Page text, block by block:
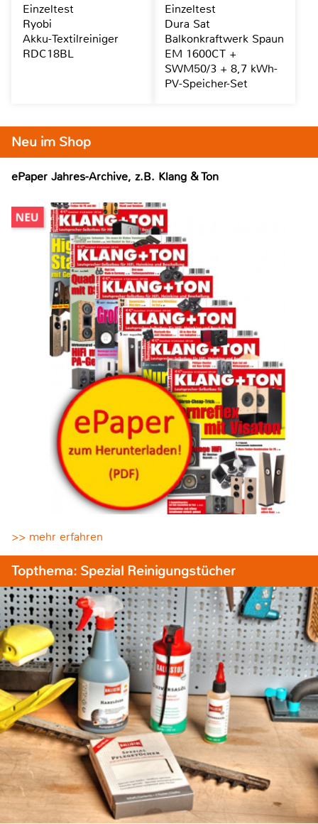
Neu im Shop
ePaper Jahres-Archive, z.B. Klang & Ton
>> mehr erfahren
Topthema: Spezial Reinigungstücher
Einzeltest
Ryobi
Akku-Textilreiniger
RDC18BL
Einzeltest
Dura Sat
Balkonkraftwerk Spaun
EM 1600CT +
SWM50/3 + 8,7 kWh-
PV-Speicher-Set